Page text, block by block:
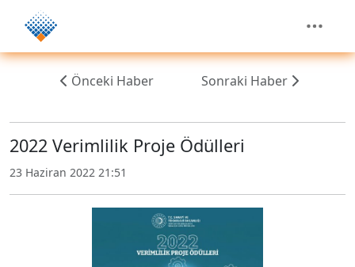
Önceki Haber Sonraki Haber
2022 Verimlilik Proje Ödülleri
23 Haziran 2022 21:51